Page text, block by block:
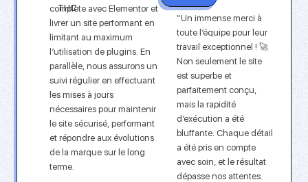
THC
complète avec Elementor et
livrer un site performant en
limitant au maximum
l’utilisation de plugins. En
parallèle, nous assurons un
suivi régulier en effectuant
les mises à jours
nécessaires pour maintenir
le site sécurisé, performant
et répondre aux évolutions
de la marque sur le long
terme.
“Un immense merci à
toute l’équipe pour leur
travail exceptionnel ! 🚀
Non seulement le site
est superbe et
parfaitement conçu,
mais la rapidité
d’exécution a été
bluffante. Chaque détail
a été pris en compte
avec soin, et le résultat
dépasse nos attentes.